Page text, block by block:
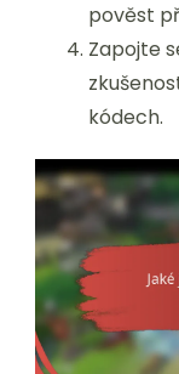
pověst
Zapojte
kódech.